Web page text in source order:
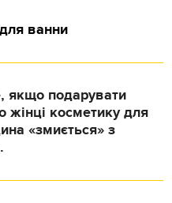
ванни
якщо подарувати
жінці косметику для
«змиється» з